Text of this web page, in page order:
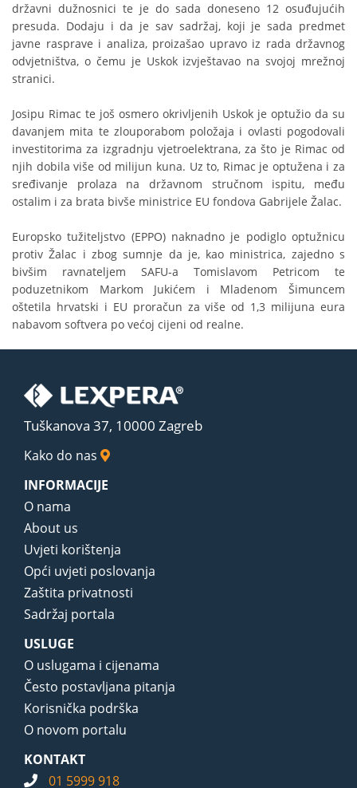
državni dužnosnici te je do sada doneseno 12 osuđujućih
presuda. Dodaju i da je sav sadržaj, koji je sada predmet
javne rasprave i analiza, proizašao upravo iz rada državnog
odvjetništva, o čemu je Uskok izvještavao na svojoj mrežnoj
stranici.
Josipu Rimac te još osmero okrivljenih Uskok je optužio da su
davanjem mita te zlouporabom položaja i ovlasti pogodovali
investitorima za izgradnju vjetroelektrana, za što je Rimac od
njih dobila više od milijun kuna. Uz to, Rimac je optužena i za
sređivanje prolaza na državnom stručnom ispitu, među
ostalim i za brata bivše ministrice EU fondova Gabrijele Žalac.
Europsko tužiteljstvo (EPPO) naknadno je podiglo optužnicu
protiv Žalac i zbog sumnje da je, kao ministrica, zajedno s
bivšim ravnateljem SAFU-a Tomislavom Petricom te
poduzetnikom Markom Jukićem i Mladenom Šimuncem
oštetila hrvatski i EU proračun za više od 1,3 milijuna eura
nabavom softvera po većoj cijeni od realne.
Tuškanova 37, 10000 Zagreb
Kako do nas
INFORMACIJE
O nama
About us
Uvjeti korištenja
Opći uvjeti poslovanja
Zaštita privatnosti
Sadržaj portala
USLUGE
O uslugama i cijenama
Često postavljana pitanja
Korisnička podrška
O novom portalu
KONTAKT
01 5999 918